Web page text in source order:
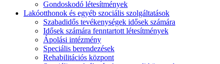
Gondoskodó létesítmények
Lakóotthonok és egyéb szociális szolgáltatások
Szabadidős tevékenységek idősek számára
Idősek számára fenntartott létesítmények
Ápolási intézmény
Speciális berendezések
Rehabilitációs központ